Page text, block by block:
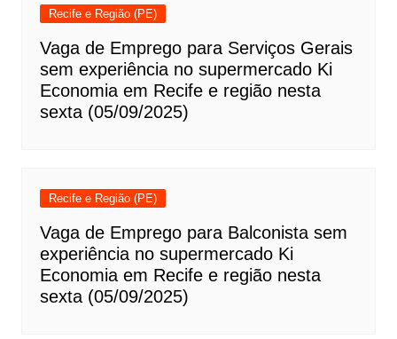
Recife e Região (PE)
Vaga de Emprego para Serviços Gerais
sem experiência no supermercado Ki
Economia em Recife e região nesta
sexta (05/09/2025)
Recife e Região (PE)
Vaga de Emprego para Balconista sem
experiência no supermercado Ki
Economia em Recife e região nesta
sexta (05/09/2025)